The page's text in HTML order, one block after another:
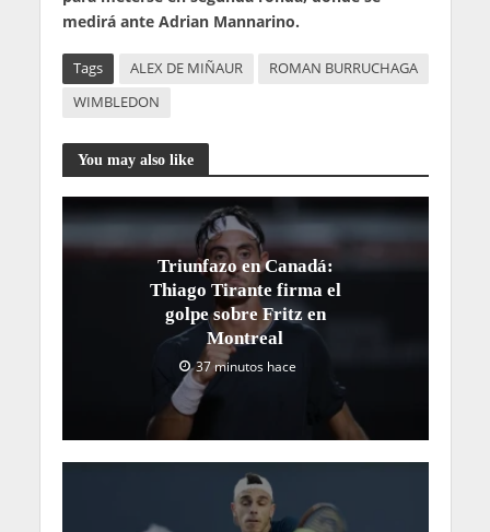
medirá ante Adrian Mannarino.
Tags ALEX DE MIÑAUR
ROMAN BURRUCHAGA
WIMBLEDON
You may also like
Triunfazo en Canadá:
Thiago Tirante firma el
golpe sobre Fritz en
Montreal
37 minutos hace